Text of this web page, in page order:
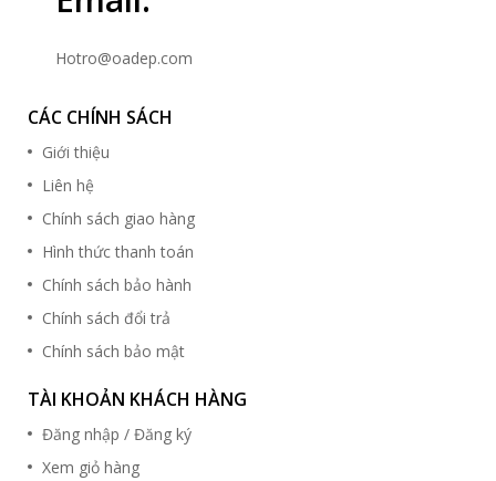
Hotro@oadep.com
CÁC CHÍNH SÁCH
Giới thiệu
Liên hệ
Chính sách giao hàng
Hình thức thanh toán
Chính sách bảo hành
Chính sách đổi trả
Chính sách bảo mật
TÀI KHOẢN KHÁCH HÀNG
Đăng nhập / Đăng ký
Xem giỏ hàng